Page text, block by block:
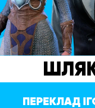
ПЕРЕКЛАД